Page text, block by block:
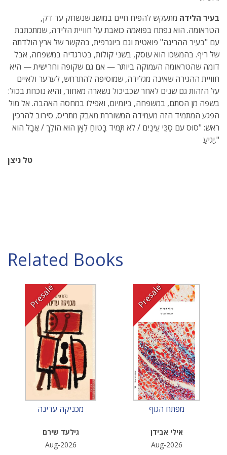
בעיר הלידה מתעקש להפיח חיים במושג שנשחק עד דק,
הטראומה. הוא נפתח בפואמה כואבת על חוויית הלידה, שמתכתבת
עם "בעיר ההריגה" פואטית וגם ביוגרפית, בהקשר של ארץ הולדתה
של ריף. בהמשכו הוא עוסק, בשני קולות, בטרגדיה במשפחה, אבל
דומה שהטראומה העמוקה ביותר — אם גם שקופה וחרישית — היא
חוויית ההגירה שאינה מגלידה, שמוסיפה להתרחש, לערער ולאיים
על הזהות גם שנים לאחר שכביכול נשארה מאחור, והיא נוכחת בכול:
בשפה מן הסתם, במשפחה, ביומיום, ואפילו במחסה האהבה. אל מול
הפגע המתמיד הזה מעמידה המשוררת מאבק מתריס, סירוב להרכין
ראש: "סוּס עִם סַכֵּי עֵינַיִם / לֹא תָּמִיד בָּטוּחַ לְאָן הוּא הוֹלֵךְ / אֲבָל הוּא
יַגִּיעַ."
טל ניצן
Related Books
Presale
מכניקה עדינה
גילעד שירם
Aug-2026
Presale
מפתח הגוף
אילי אבידן
Aug-2026